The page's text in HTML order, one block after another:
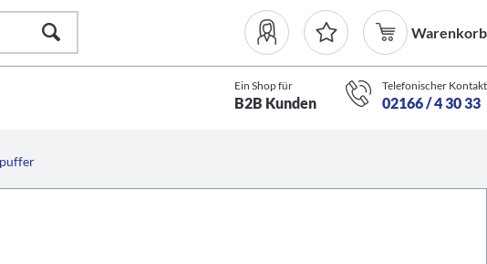
Warenkorb
Ein Shop für
B2B Kunden
Telefonischer Kontakt
02166 / 4 30 33